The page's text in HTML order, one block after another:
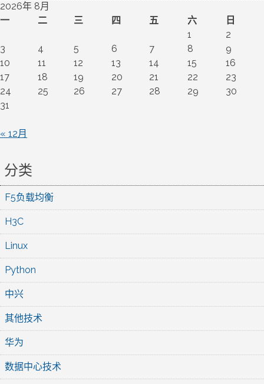
2026年 8月
一
二 三 四 五 六
日
1
2
3
4 5 6 7 8
9
10
11 12 13 14 15
16
17
18 19 20 21 22
23
24
25 26 27 28 29
30
31
« 12月
分类
F5负载均衡
H3C
Linux
Python
中兴
其他技术
华为
数据中心技术